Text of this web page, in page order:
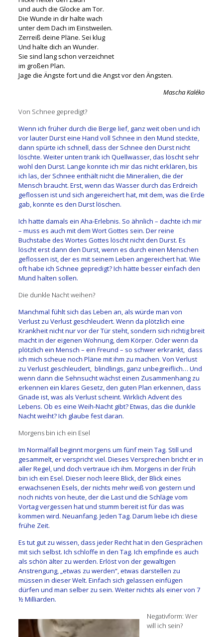
und auch die Glocke am Tor.
Die Wunde in dir halte wach
unter dem Dach im Einstweilen.
Zerreiß deine Pläne. Sei klug
Und halte dich an Wunder.
Sie sind lang schon verzeichnet
im großen Plan.
Jage die Ängste fort und die Angst vor den Ängsten.
Mascha Kaléko
Von Schnee gepredigt?
Wenn ich früher durch die Berge lief, ganz weit oben und ich
vor lauter Durst eine Hand voll Schnee in den Mund steckte,
dann spürte ich schnell, dass der Schnee den Durst nicht
löschte. Weiter unten trank ich Quellwasser, das löscht sehr
wohl den Durst. Lange konnte ich mir das nicht erklären, bis
ich las, der Schnee enthält nicht die Mineralien, die der
Mensch braucht. Erst, wenn das Wasser durch das Erdreich
geflossen ist und sich angereichert hat, mit dem, was die Erde
gab, konnte es den Durst löschen.
Ich hatte damals ein Aha-Erlebnis. So ähnlich – dachte ich mir
– muss es auch mit dem Wort Gottes sein. Der reine
Buchstabe des Wortes Gottes löscht nicht den Durst. Es
löscht erst dann den Durst, wenn es durch einen Menschen
geflossen ist, der es mit seinem Leben angereichert hat. Wie
oft habe ich Schnee gepredigt? Ich hätte besser einfach den
Mund halten sollen.
Die dunkle Nacht weihen?
Manchmal fühlt sich das Leben an, als würde man von
Verlust zu Verlust geschleudert. Wenn da plötzlich eine
Krankheit nicht nur vor der Tür steht, sondern sich richtig breit
macht in der eigenen Wohnung, dem Körper. Oder wenn da
plötzlich ein Mensch – ein Freund – so schwer erkrankt, dass
ich mich scheue noch Pläne mit ihm zu machen. Von Verlust
zu Verlust geschleudert, blindlings, ganz unbegreiflich… Und
wenn dann die Sehnsucht wächst einen Zusammenhang zu
erkennen ein klares Gesetz, den guten Plan erkennen, dass
Gnade ist, was als Verlust scheint. Wirklich Advent des
Lebens. Ob es eine Weih-Nacht gibt? Etwas, das die dunkle
Nacht weiht? Ich glaube fest daran.
Morgens bin ich ein Esel
Im Normalfall beginnt morgens um fünf mein Tag. Still und
gesammelt, er verspricht viel. Dieses Versprechen bricht er in
aller Regel, und doch vertraue ich ihm. Morgens in der Früh
bin ich ein Esel. Dieser noch leere Blick, der Blick eines
erwachsenen Esels, der nichts mehr weiß von gestern und
noch nichts von heute, der die Last und die Schläge vom
Vortag vergessen hat und stumm bereit ist für das was
kommen wird. Neuanfang. Jeden Tag. Darum liebe ich diese
frühe Zeit.
Es tut gut zu wissen, dass jeder Recht hat in den Gesprächen
mit sich selbst. Ich schloffe in den Tag. Ich empfinde es auch
als schön älter zu werden. Erlöst von der gewaltigen
Anstrengung, „etwas zu werden“, etwas darstellen zu
müssen in dieser Welt. Einfach sich gelassen einfügen
dürfen und man selber zu sein. Weiter nichts als einer von 7
½ Milliarden.
Negativform: Wer
will ich sein?